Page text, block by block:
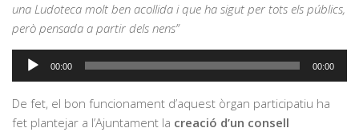
una Ludoteca molt ben acollida i que ha sigut per tots els públics,
però pensada a partir dels nens”
Reproductor
d'àudio
00:00 00:00
De fet, el bon funcionament d’aquest òrgan participatiu ha
fet plantejar a l’Ajuntament la creació d’un consell